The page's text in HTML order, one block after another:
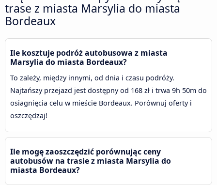
trase z miasta Marsylia do miasta
Bordeaux
Ile kosztuje podróż autobusowa z miasta
Marsylia do miasta Bordeaux?
To zależy, między innymi, od dnia i czasu podróży.
Najtańszy przejazd jest dostępny od 168 zł i trwa 9h 50m do
osiagnięcia celu w mieście Bordeaux. Porównuj oferty i
oszczędzaj!
Ile mogę zaoszczędzić porównując ceny
autobusów na trasie z miasta Marsylia do
miasta Bordeaux?